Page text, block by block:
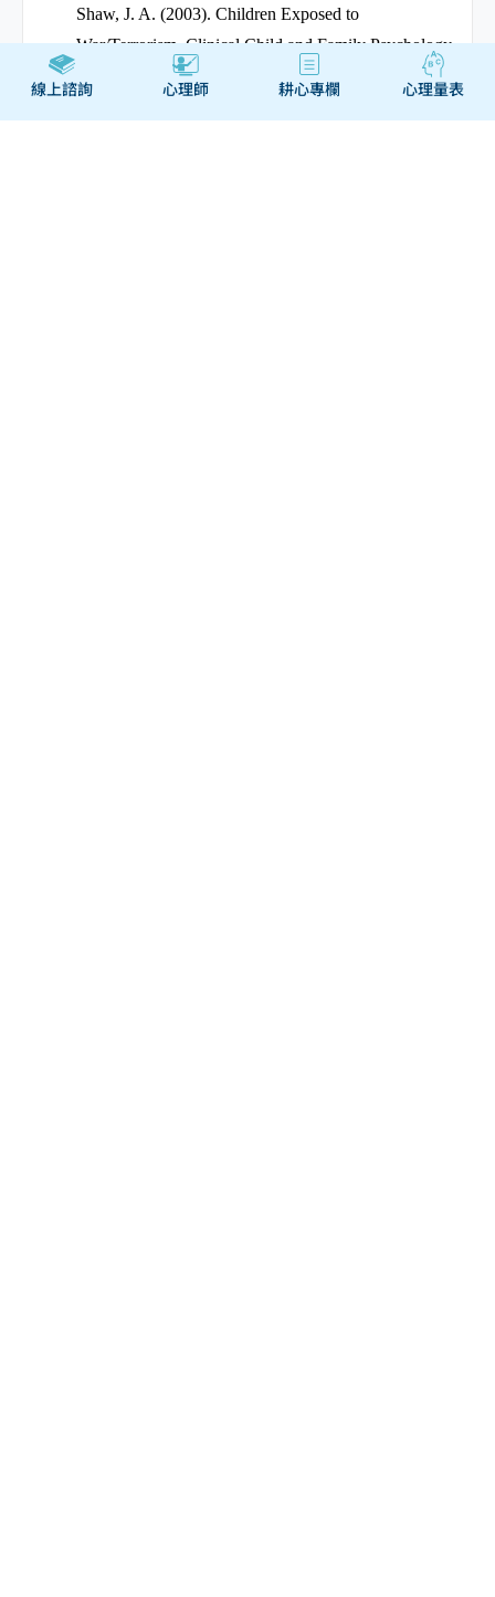
Shaw, J. A. (2003). Children Exposed to
War/Terrorism. Clinical Child and Family Psychology
Review, 6(4), 237-246.
UNICEF (1996). The state of the world’s children
線上諮詢 心理師 耕心專欄 心理量表